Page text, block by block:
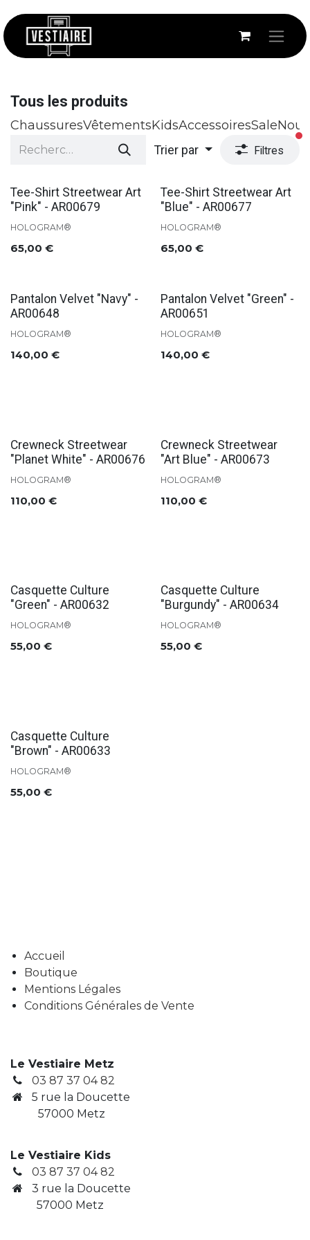
Tous les produits
ChaussuresVêtementsKidsAccessoiresSale
Trier par Filtres
Tee-Shirt Streetwear Art
"Pink" - AR00679
HOLOGRAM®
65,00 €
Tee-Shirt Streetwear Art
"Blue" - AR00677
HOLOGRAM®
65,00 €
Pantalon Velvet "Navy" -
AR00648
HOLOGRAM®
140,00 €
Pantalon Velvet "Green" -
AR00651
HOLOGRAM®
140,00 €
Crewneck Streetwear
"Planet White" - AR00676
HOLOGRAM®
110,00 €
Crewneck Streetwear
"Art Blue" - AR00673
HOLOGRAM®
110,00 €
Casquette Culture
"Green" - AR00632
HOLOGRAM®
55,00 €
Casquette Culture
"Burgundy" - AR00634
HOLOGRAM®
55,00 €
Casquette Culture
"Brown" - AR00633
HOLOGRAM®
55,00 €
Accueil
Boutique
Mentions Légales
Conditions Générales de Vente
Le Vestiaire Metz
03 87 37 04 82
5 rue la Doucette
57000 Metz
Le Vestiaire Kids
03 87 37 04 82
3 rue la Doucette
​ 57000 Metz